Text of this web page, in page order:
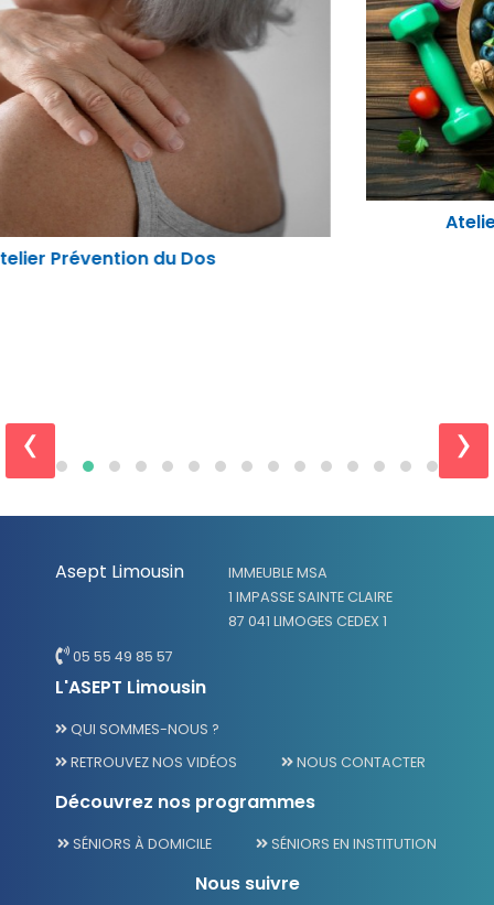
Atelier "Nutrition santé physique"
‹ ›
Asept Limousin
IMMEUBLE MSA
1 IMPASSE SAINTE CLAIRE
87 041 LIMOGES CEDEX 1
05 55 49 85 57
L'ASEPT Limousin
QUI SOMMES-NOUS ?
RETROUVEZ NOS VIDÉOS
NOUS CONTACTER
Découvrez nos programmes
SÉNIORS À DOMICILE SÉNIORS EN INSTITUTION
Nous suivre